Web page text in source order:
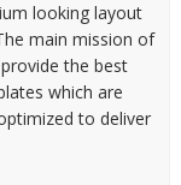
looking layout
main mission of
the best
which are
to deliver